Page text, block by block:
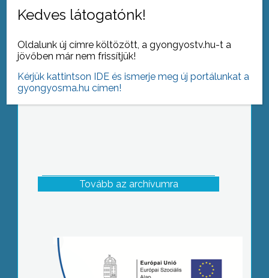
November 23-ig igényelhető a Bursa
Hungarica ösztöndíj
Tovább az archívumra
Kedves látogatónk!
Oldalunk új címre költözött, a gyongyostv.hu-t a
jövőben már nem frissítjük!
Kérjük kattintson IDE és ismerje meg új portálunkat a
gyongyosma.hu címen!